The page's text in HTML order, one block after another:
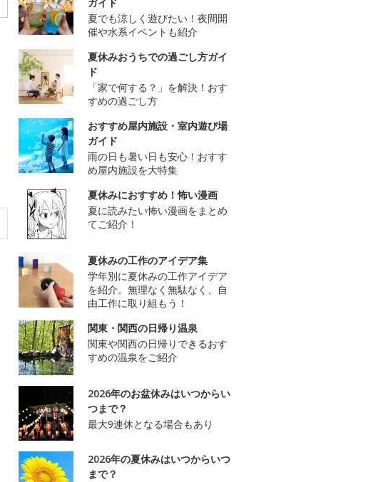
ガイド
夏でも涼しく遊びたい！夜間開
催や水系イベントも紹介
夏休みおうちでの過ごし方ガイ
ド
「家で何する？」を解決！おす
すめの過ごし方
おすすめ屋内施設・室内遊び場
ガイド
雨の日も暑い日も安心！おすす
め屋内施設を大特集
夏休みにおすすめ！怖い漫画
夏に読みたい怖い漫画をまとめ
てご紹介！
夏休みの工作のアイデア集
学年別に夏休みの工作アイデア
を紹介。無理なく無駄なく、自
由工作に取り組もう！
関東・関西の日帰り温泉
関東や関西の日帰りできるおす
すめの温泉をご紹介
2026年のお盆休みはいつからい
つまで？
最大9連休となる場合もあり
2026年の夏休みはいつからいつ
まで？